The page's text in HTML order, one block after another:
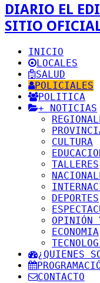
DIARIO EL
SITIO
INICIO
LOCALES
SALUD
POLICIALES
POLITICA
+ NOTICIAS
CULTURA
TALLERES
DEPORTES
OPINIÓN
ECONOMIA
¿QUIENES
CONTACTO